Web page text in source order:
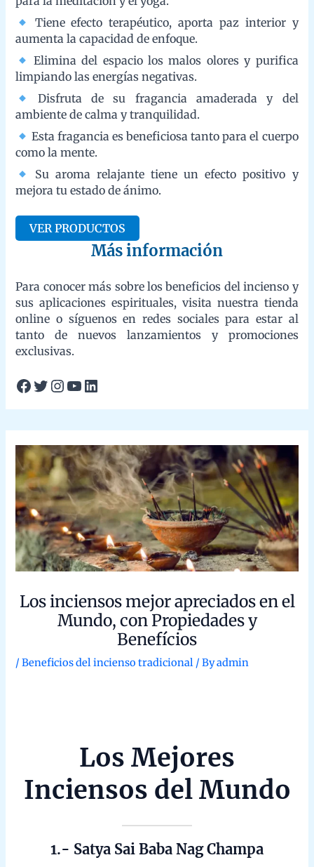
Su aroma relajante tiene un efecto positivo y mejora tu
estado de ánimo.
VER PRODUCTOS
Más información
Para conocer más sobre los beneficios del incienso y sus
aplicaciones espirituales, visita nuestra tienda online o síguenos
en redes sociales para estar al tanto de nuevos lanzamientos y
promociones exclusivas.
Mundo, con Propiedades y Benefícios
/Beneficios del incienso tradicional/ Byadmin
Los Mejores
Inciensos del Mundo
Hecho con ingredientes naturales
“Un clásico entre los inciensos, perfecto para